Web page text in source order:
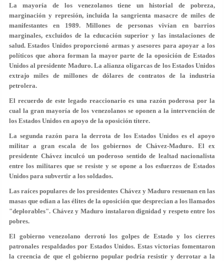
La mayoría de los venezolanos tiene un historial de pobreza,
marginación y represión, incluida la sangrienta masacre de miles de
manifestantes en 1989. Millones de personas vivían en barrios
marginales, excluidos de la educación superior y las instalaciones de
salud. Estados Unidos proporcionó armas y asesores para apoyar a los
políticos que ahora forman la mayor parte de la oposición de Estados
Unidos al presidente Maduro. La alianza oligarcas de los Estados Unidos
extrajo miles de millones de dólares de contratos de la industria
petrolera.
El recuerdo de este legado reaccionario es una razón poderosa por la
cual la gran mayoría de los venezolanos se oponen a la intervención de
los Estados Unidos en apoyo de la oposición títere.
La segunda razón para la derrota de los Estados Unidos es el apoyo
militar a gran escala de los gobiernos de Chávez-Maduro. El ex
presidente Chávez inculcó un poderoso sentido de lealtad nacionalista
entre los militares que se resiste y se opone a los esfuerzos de Estados
Unidos para subvertir a los soldados.
Las raíces populares de los presidentes Chávez y Maduro resuenan en las
masas que odian a las élites de la oposición que desprecian a los llamados
"deplorables". Chávez y Maduro instalaron dignidad y respeto entre los
pobres.
El gobierno venezolano derrotó los golpes de Estado y los cierres
patronales respaldados por Estados Unidos. Estas victorias fomentaron
la creencia de que el gobierno popular podría resistir y derrotar a la